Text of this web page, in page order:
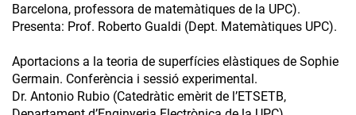
Barcelona, professora de matemàtiques de la UPC).
Presenta: Prof. Roberto Gualdi (Dept. Matemàtiques UPC).
Aportacions a la teoria de superfícies elàstiques de Sophie
Germain. Conferència i sessió experimental.
Dr. Antonio Rubio (Catedràtic emèrit de l’ETSETB,